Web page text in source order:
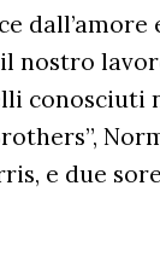
dall’amore
nostro
conosciuti
e due